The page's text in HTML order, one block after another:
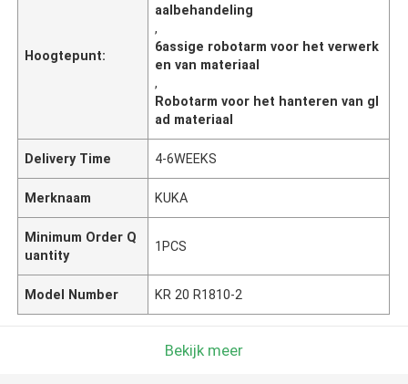
Hoogtepunt:
aalbehandeling
,
6assige robotarm voor het verwerk
en van materiaal
,
Robotarm voor het hanteren van gl
ad materiaal
Delivery Time 4-6WEEKS
Merknaam KUKA
Minimum Order Q
uantity
1PCS
Model Number KR 20 R1810-2
Bekijk meer